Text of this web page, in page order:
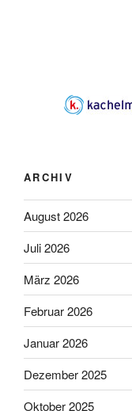
ARCHIV
August 2026
Juli 2026
März 2026
Februar 2026
Januar 2026
Dezember 2025
Oktober 2025